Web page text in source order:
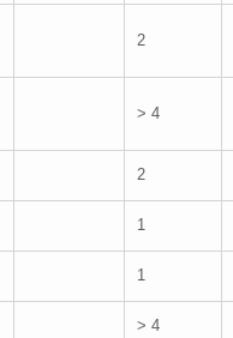
2
> 4
2
1
1
> 4